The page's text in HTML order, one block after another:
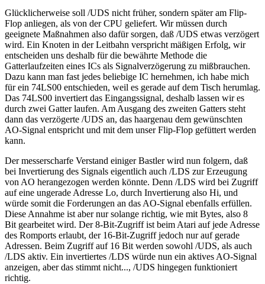
Glücklicherweise soll /UDS nicht früher, sondern später am Flip-
Flop anliegen, als von der CPU geliefert. Wir müssen durch
geeignete Maßnahmen also dafür sorgen, daß /UDS etwas verzögert
wird. Ein Knoten in der Leitbahn verspricht mäßigen Erfolg, wir
entscheiden uns deshalb für die bewährte Methode die
Gatterlaufzeiten eines ICs als Signalverzögerung zu mißbrauchen.
Dazu kann man fast jedes beliebige IC hernehmen, ich habe mich
für ein 74LS00 entschieden, weil es gerade auf dem Tisch herumlag.
Das 74LS00 invertiert das Eingangssignal, deshalb lassen wir es
durch zwei Gatter laufen. Am Ausgang des zweiten Gatters steht
dann das verzögerte /UDS an, das haargenau dem gewünschten
AO-Signal entspricht und mit dem unser Flip-Flop gefüttert werden
kann.
Der messerscharfe Verstand einiger Bastler wird nun folgern, daß
bei Invertierung des Signals eigentlich auch /LDS zur Erzeugung
von AO herangezogen werden könnte. Denn /LDS wird bei Zugriff
auf eine ungerade Adresse Lo, durch Invertierung also Hi, und
würde somit die Forderungen an das AO-Signal ebenfalls erfüllen.
Diese Annahme ist aber nur solange richtig, wie mit Bytes, also 8
Bit gearbeitet wird. Der 8-Bit-Zugriff ist beim Atari auf jede Adresse
des Romports erlaubt, der 16-Bit-Zugriff jedoch nur auf gerade
Adressen. Beim Zugriff auf 16 Bit werden sowohl /UDS, als auch
/LDS aktiv. Ein invertiertes /LDS würde nun ein aktives AO-Signal
anzeigen, aber das stimmt nicht..., /UDS hingegen funktioniert
richtig.